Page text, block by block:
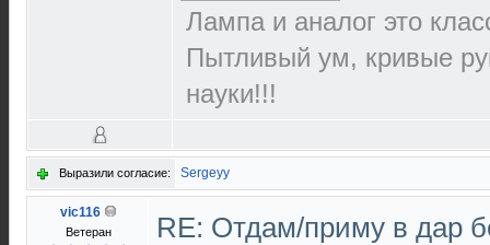
Лампа и аналог это
Пытливый ум, кривые
науки!!!
Выразили согласие: Sergeyy
vic116
Ветеран
RE: Отдам/приму в дар